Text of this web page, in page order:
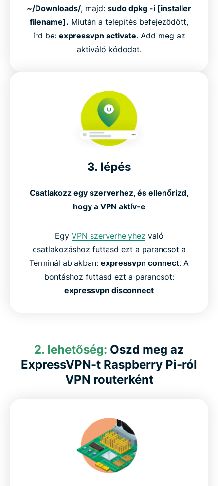
~/Downloads/, majd: sudo dpkg -i [installer
filename]. Miután a telepítés befejeződött,
írd be: expressvpn activate. Add meg az
aktiváló kódodat.
3. lépés
Csatlakozz egy szerverhez, és ellenőrizd,
hogy a VPN aktív-e
Egy VPN szerverhelyhez való
csatlakozáshoz futtasd ezt a parancsot a
Terminál ablakban: expressvpn connect. A
bontáshoz futtasd ezt a parancsot:
expressvpn disconnect
2. lehetőség: Oszd meg az
ExpressVPN-t Raspberry Pi-ról
VPN routerként